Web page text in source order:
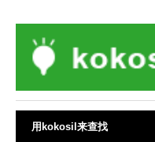
用kokosil来查找